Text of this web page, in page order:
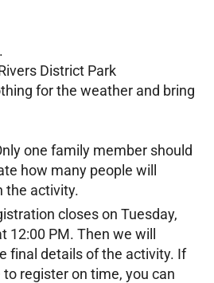
District Park
for the weather and bring
one family member should
how many people will
the activity.
closes on Tuesday,
12:00 PM. Then we will
final details of the activity. If
register on time, you can